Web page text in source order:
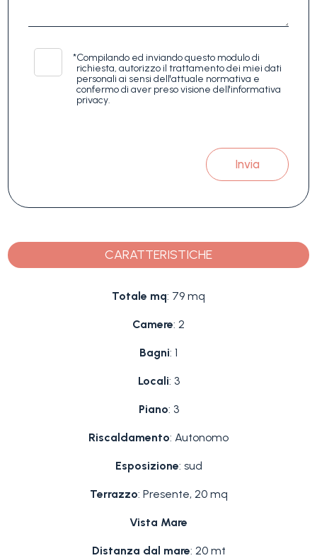
*Compilando ed inviando questo modulo di
richiesta, autorizzo il trattamento dei miei dati
personali ai sensi dell'attuale normativa e
confermo di aver preso visione dell'informativa
privacy.
Invia
CARATTERISTICHE
Totale mq: 79 mq
Camere: 2
Bagni: 1
Locali: 3
Piano: 3
Riscaldamento: Autonomo
Esposizione: sud
Terrazzo: Presente, 20 mq
Vista Mare
Distanza dal mare: 20 mt